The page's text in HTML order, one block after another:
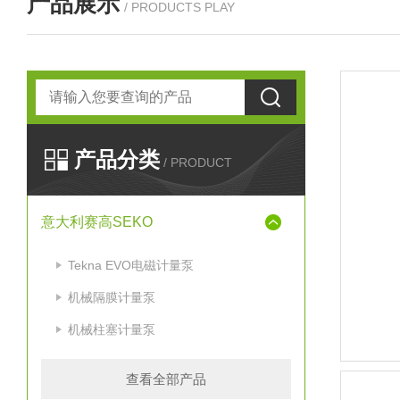
/ PRODUCTS PLAY
产品分类 / PRODUCT
意大利赛高SEKO
Tekna EVO电磁计量泵
机械隔膜计量泵
机械柱塞计量泵
查看全部产品